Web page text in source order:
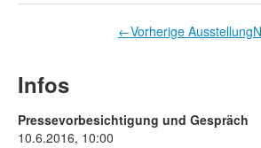
Rechtliche Informationen
←Vorherige Ausstellung
Infos
Pressevorbesichtigung und Gespräch
10.6.2016, 10:00